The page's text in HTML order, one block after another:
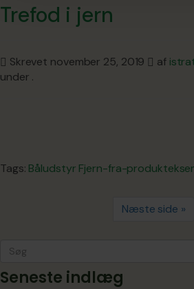
Trefod i jern
Skrevet november 25, 2019 af
under .
Tags: Båludstyr Fjern-fra-
Næste side »
Seneste indlæg